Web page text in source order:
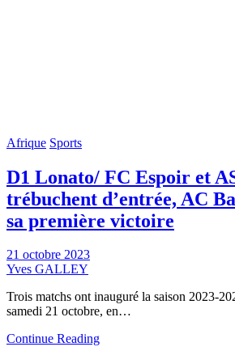
Afrique Sports
D1 Lonato/ FC Espoir et
trébuchent d’entrée, AC
sa première victoire
21 octobre 2023
Yves GALLEY
Trois matchs ont inauguré la saison 2023-
samedi 21 octobre, en…
Continue Reading